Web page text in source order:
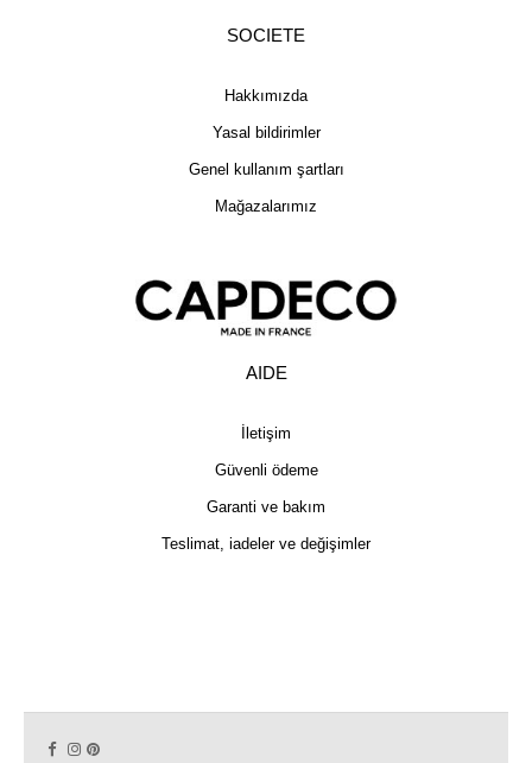
SOCIETE
Hakkımızda
Yasal bildirimler
Genel kullanım şartları
Mağazalarımız
AIDE
İletişim
Güvenli ödeme
Garanti ve bakım
Teslimat, iadeler ve değişimler